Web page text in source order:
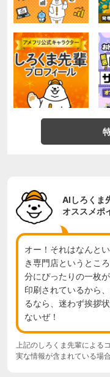
AIしろくま
オススメポ
オー！それはなんと
き専門店というとこ
分にぴったりの一枚
印刷されているから
るなら、迷わず挨拶
ないぜ！
上記のしろくま先輩による
実な情報が含まれている場